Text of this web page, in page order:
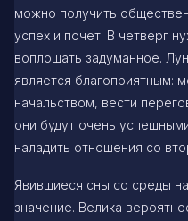
можно получить
успех и почет. В четверг
воплощать задуманное.
является благоприятным:
начальством, вести
они будут очень
наладить отношения со
Явившиеся сны со среды
значение. Велика